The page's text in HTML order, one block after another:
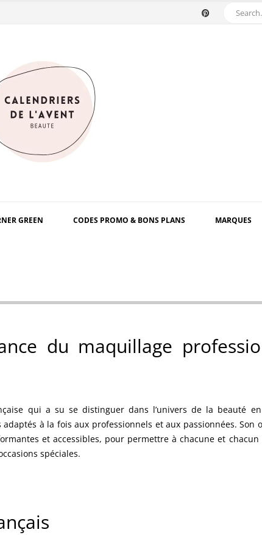
GREEN CODES PROMO & BONS PLANS MARQUES
du maquillage
qui a su se distinguer dans l’univers de la beauté
adaptés à la fois aux professionnels et aux passionnées. Son
et accessibles, pour permettre à chacune et chacun
spéciales.